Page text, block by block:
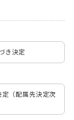
き決定
（配属先決定次